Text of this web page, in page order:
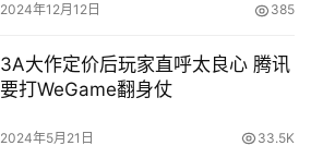
2024年12月12日 385
3A大作定价后玩家直呼太良心 腾讯
要打WeGame翻身仗
2024年5月21日 33.5K